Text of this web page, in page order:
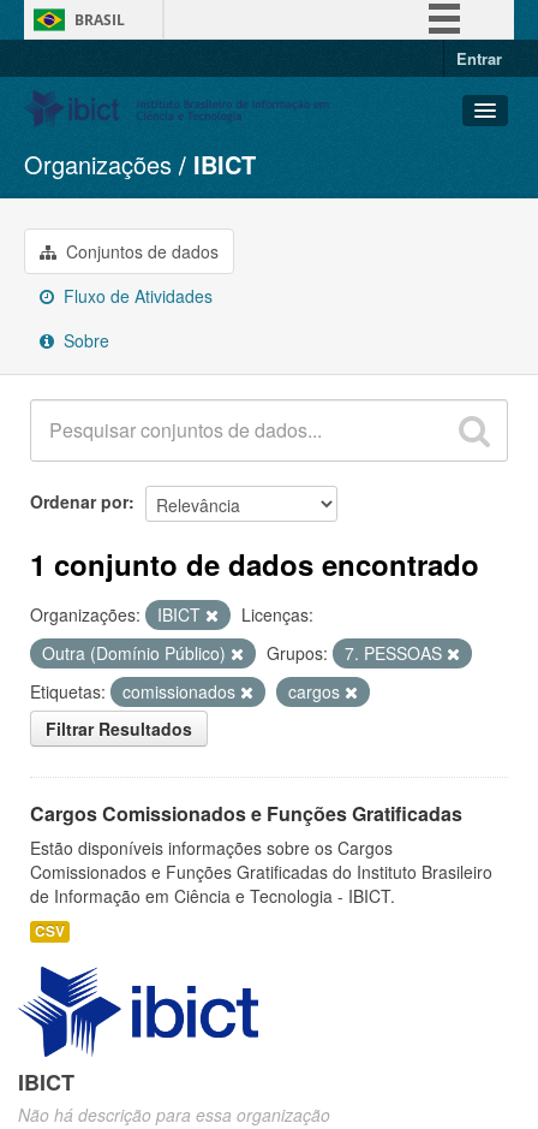
BRASIL
Entrar
Conjuntos de dados
Organizações
Grupos
Sobre
Organizações IBICT
Conjuntos de dados
Fluxo de Atividades
Sobre
Ordenar por
1 conjunto de dados encontrado
Organizações: IBICT
Licenças:
Outra (Domínio Público)
Grupos:
7. PESSOAS
Etiquetas:
comissionados
cargos
Filtrar Resultados
Cargos Comissionados e Funções Gratificadas
Estão disponíveis informações sobre os Cargos
Comissionados e Funções Gratificadas do Instituto Brasileiro
de Informação em Ciência e Tecnologia - IBICT.
CSV
IBICT
Não há descrição para essa organização